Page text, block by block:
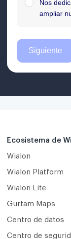
Ecosistema de
Wialon
Wialon Platform
Wialon Lite
Gurtam Maps
Centro de datos
Centro de